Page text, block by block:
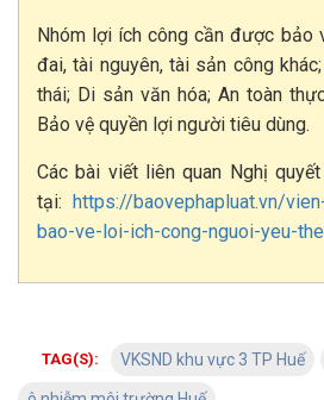
Nhóm lợi ích công cần được bảo
đai, tài nguyên, tài sản công
thái; Di sản văn hóa; An toàn
Bảo vệ quyền lợi người tiêu dùng.
Các bài viết liên quan Nghị
tại: https://baovephapluat.vn/
bao-ve-loi-ich-cong-nguoi-yeu-the
TAG(S): VKSND khu vực 3 TP Huế